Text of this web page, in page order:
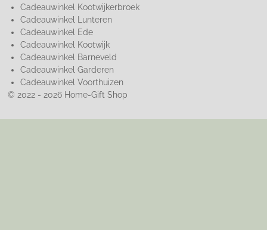
Cadeauwinkel Kootwijkerbroek
Cadeauwinkel Lunteren
Cadeauwinkel Ede
Cadeauwinkel Kootwijk
Cadeauwinkel Barneveld
Cadeauwinkel Garderen
Cadeauwinkel Voorthuizen
© 2022 - 2026 Home-Gift Shop